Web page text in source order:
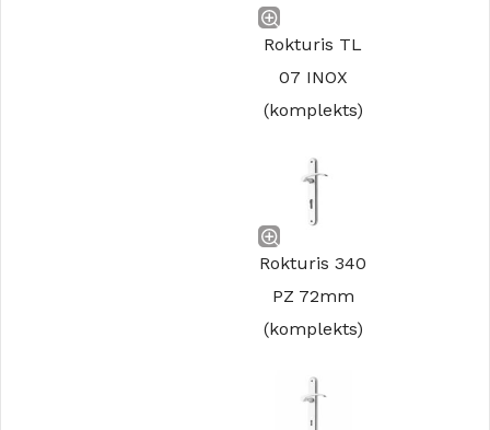
Rokturis TL
07 INOX
(komplekts)
Rokturis 340
PZ 72mm
(komplekts)